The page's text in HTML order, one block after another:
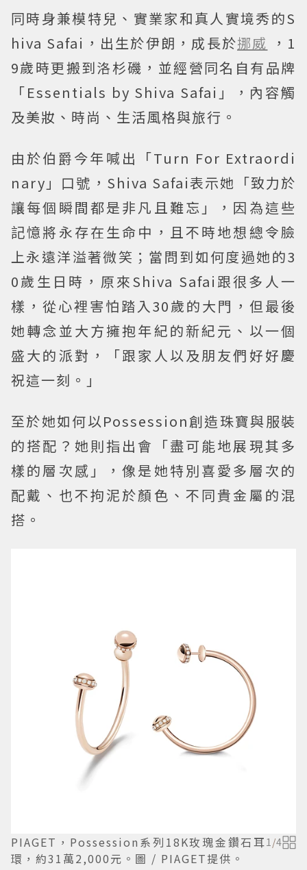
同時身兼模特兒、實業家和真人實境秀的S
hiva Safai，出生於伊朗，成長於挪威
，1
9歲時更搬到洛杉磯，並經營同名自有品牌
「Essentials by Shiva Safai」，內容觸
及美妝、時尚、生活風格與旅行。
由於伯爵今年喊出「Turn For Extraordi
nary」口號，Shiva Safai表示她「致力於
讓每個瞬間都是非凡且難忘」，因為這些
記憶將永存在生命中，且不時地想總令臉
上永遠洋溢著微笑；當問到如何度過她的3
0歲生日時，原來Shiva Safai跟很多人一
樣，從心裡害怕踏入30歲的大門，但最後
她轉念並大方擁抱年紀的新紀元、以一個
盛大的派對，「跟家人以及朋友們好好慶
祝這一刻。」
至於她如何以Possession創造珠寶與服裝
的搭配？她則指出會「盡可能地展現其多
樣的層次感」，像是她特別喜愛多層次的
配戴、也不拘泥於顏色、不同貴金屬的混
搭。
PIAGET，Possession系列18K玫瑰金鑽石耳
環，約31萬2,000元。圖 / PIAGET提供。
1/4